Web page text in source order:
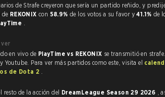
que sería un partido reñido, y predijeron la
REKONIX con 58.9% de los votos a su favor y41.1% de
.
en vivo de PlayTime vs REKONIX se transmitió en
Youtube. Para ver más partidos como este, visita el
de Dota 2 .
resto de la acción del DreamLeague Season 29 2026 ,